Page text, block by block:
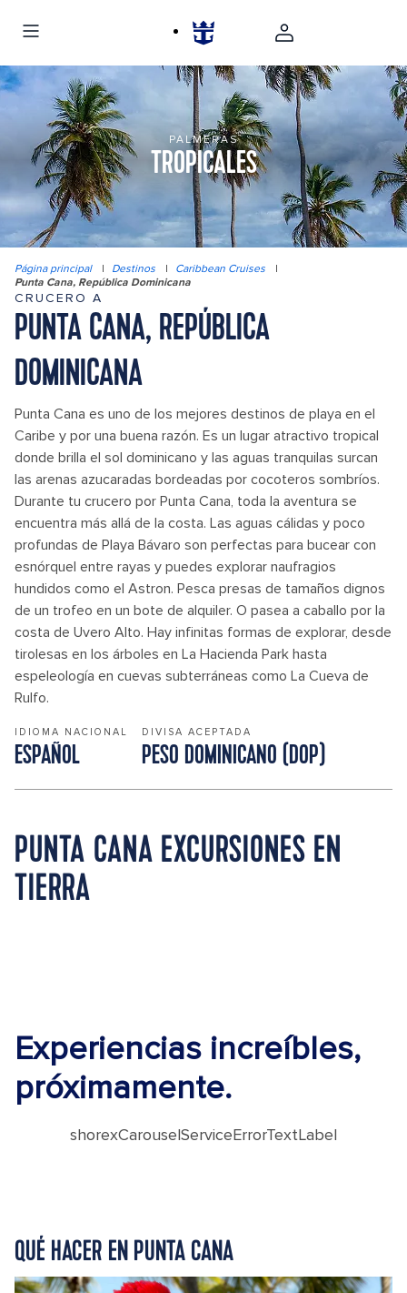
PALMERAS
TROPICALES
Página principal | Destinos | Caribbean Cruises
|
Punta Cana, República Dominicana
CRUCERO A
PUNTA CANA, REPÚBLICA
DOMINICANA
Punta Cana es uno de los mejores destinos de playa en el
Caribe y por una buena razón. Es un lugar atractivo tropical
donde brilla el sol dominicano y las aguas tranquilas surcan
las arenas azucaradas bordeadas por cocoteros sombríos.
Durante tu crucero por Punta Cana, toda la aventura se
encuentra más allá de la costa. Las aguas cálidas y poco
profundas de Playa Bávaro son perfectas para bucear con
esnórquel entre rayas y puedes explorar naufragios
hundidos como el Astron. Pesca presas de tamaños dignos
de un trofeo en un bote de alquiler. O pasea a caballo por la
costa de Uvero Alto. Hay infinitas formas de explorar, desde
tirolesas en los árboles en La Hacienda Park hasta
espeleología en cuevas subterráneas como La Cueva de
Rulfo.
IDIOMA NACIONAL
ESPAÑOL
DIVISA ACEPTADA
PESO DOMINICANO (DOP)
PUNTA CANA EXCURSIONES EN
TIERRA
Experiencias increíbles,
próximamente.
shorexCarouselServiceErrorTextLabel
QUÉ HACER EN PUNTA CANA